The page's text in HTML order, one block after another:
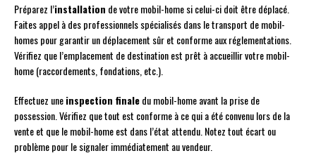
Préparez l’installation de votre mobil-home si celui-ci doit être déplacé.
Faites appel à des professionnels spécialisés dans le transport de mobil-
homes pour garantir un déplacement sûr et conforme aux réglementations.
Vérifiez que l’emplacement de destination est prêt à accueillir votre mobil-
home (raccordements, fondations, etc.).
Effectuez uneinspection finaledu mobil-home avant la prise de
possession. Vérifiez que tout est conforme à ce qui a été convenu lors de la
vente et que le mobil-home est dans l’état attendu. Notez tout écart ou
problème pour le signaler immédiatement au vendeur.